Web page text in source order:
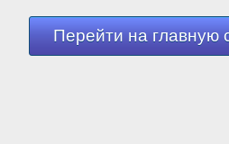
Перейти на главную